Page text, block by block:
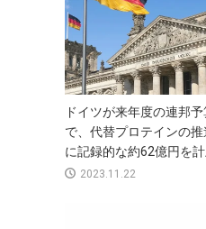
ドイツが来年度の連邦予
で、代替プロテインの推
に記録的な約62億円を計
2023.11.22